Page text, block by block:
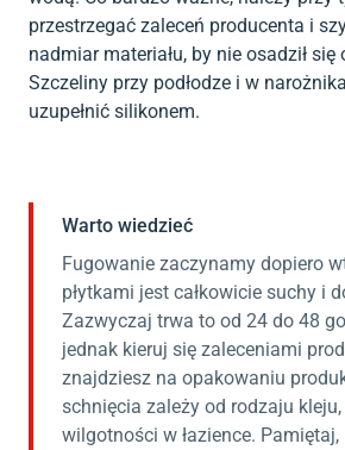
przestrzegać zaleceń producenta i
nadmiar materiału, by nie osadził się
Szczeliny przy podłodze i w
uzupełnić silikonem.
Warto wiedzieć
Fugowanie zaczynamy dopiero
płytkami jest całkowicie suchy i
Zazwyczaj trwa to od 24 do 48
jednak kieruj się zaleceniami
znajdziesz na opakowaniu
schnięcia zależy od rodzaju
wilgotności w łazience. Pamiętaj,